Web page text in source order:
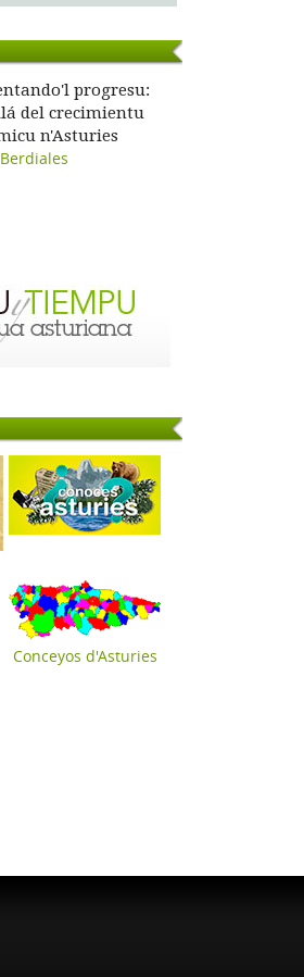
progresu:
del crecimientu
n'Asturies
Conceyos d'Asturies